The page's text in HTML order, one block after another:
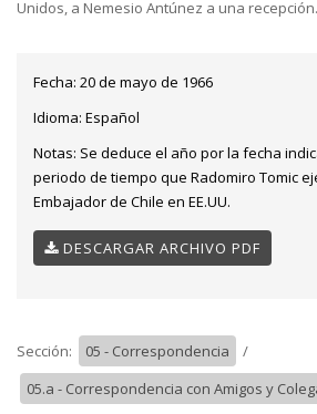
Unidos, a Nemesio Antúnez a una recepción.
Fecha: 20 de mayo de 1966
Idioma: Español
Notas: Se deduce el año por la fecha
periodo de tiempo que Radomiro Tomic
Embajador de Chile en EE.UU.
DESCARGAR ARCHIVO PDF
Sección: 05 - Correspondencia
/
05.a - Correspondencia con Amigos y